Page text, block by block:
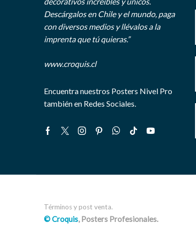
Descárgalos en Chile y el mundo, paga
con diversos medios y llévalos a la
imprenta que tú quieras.”
www.croquis.cl
Encuentra nuestros Posters Nivel Pro
también en Redes Sociales.
Facebook
TwitterInstagram
PinterestWhatsapp
Tik- Youtube
Términos y post venta.
© Croquis, Posters Profesionales.